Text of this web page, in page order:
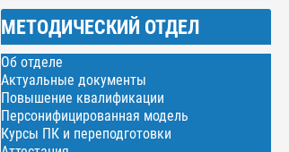
МЕТОДИЧЕСКИЙ ОТДЕЛ
Об отделе
Актуальные документы
Повышение квалификации
Персонифицированная модель
Курсы ПК и переподготовки